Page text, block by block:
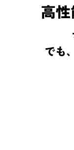
高
でも